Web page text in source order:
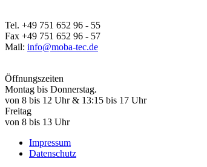
Tel. +49 751 652 96 - 55
Fax +49 751 652 96 - 57
Mail: info@moba-tec.de
Öffnungszeiten
Montag bis Donnerstag.
von 8 bis 12 Uhr & 13:15 bis 17 Uhr
Freitag
von 8 bis 13 Uhr
Impressum
Datenschutz